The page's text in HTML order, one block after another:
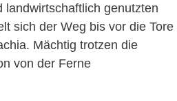
landwirtschaftlich genutzten
sich der Weg bis vor die Tore
Mächtig trotzen die
von der Ferne